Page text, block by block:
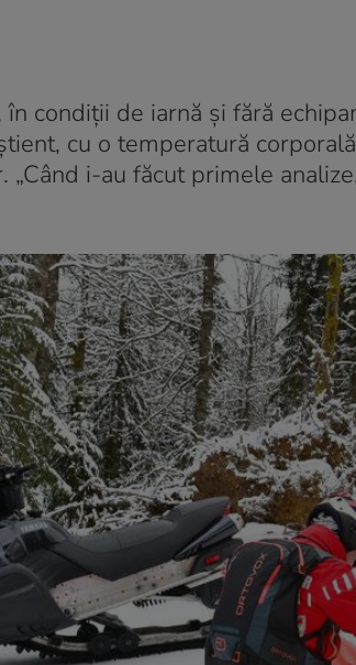
condiții de iarnă și fără
cu o temperatură
i-au făcut primele